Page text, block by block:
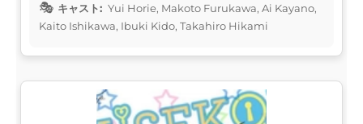
キャスト: Yui Horie, Makoto Furukawa, Ai Kayano,
Kaito Ishikawa, Ibuki Kido, Takahiro Hikami